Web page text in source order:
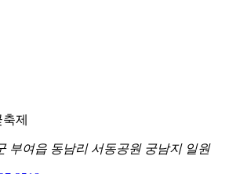
부여읍 동남리 서동공원 궁남지 일원